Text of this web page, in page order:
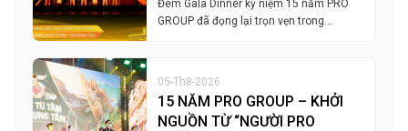
Đêm Gala Dinner kỷ niệm 15 năm PRO
GROUP đã đọng lại trọn vẹn trong…
05-Th8-2026
15 NĂM PRO GROUP – KHỞI
NGUỒN TỪ “NGƯỜI PRO